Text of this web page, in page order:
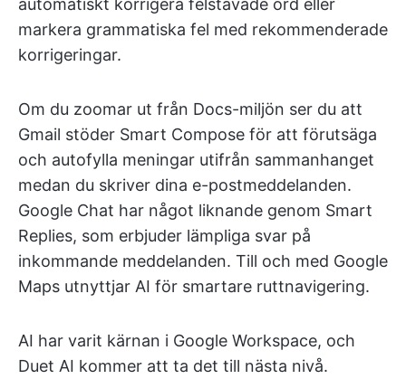
automatiskt korrigera felstavade ord eller
markera grammatiska fel med rekommenderade
korrigeringar.
Om du zoomar ut från Docs-miljön ser du att
Gmail stöder Smart Compose för att förutsäga
och autofylla meningar utifrån sammanhanget
medan du skriver dina e-postmeddelanden.
Google Chat har något liknande genom Smart
Replies, som erbjuder lämpliga svar på
inkommande meddelanden. Till och med Google
Maps utnyttjar AI för smartare ruttnavigering.
AI har varit kärnan i Google Workspace, och
Duet AI kommer att ta det till nästa nivå.